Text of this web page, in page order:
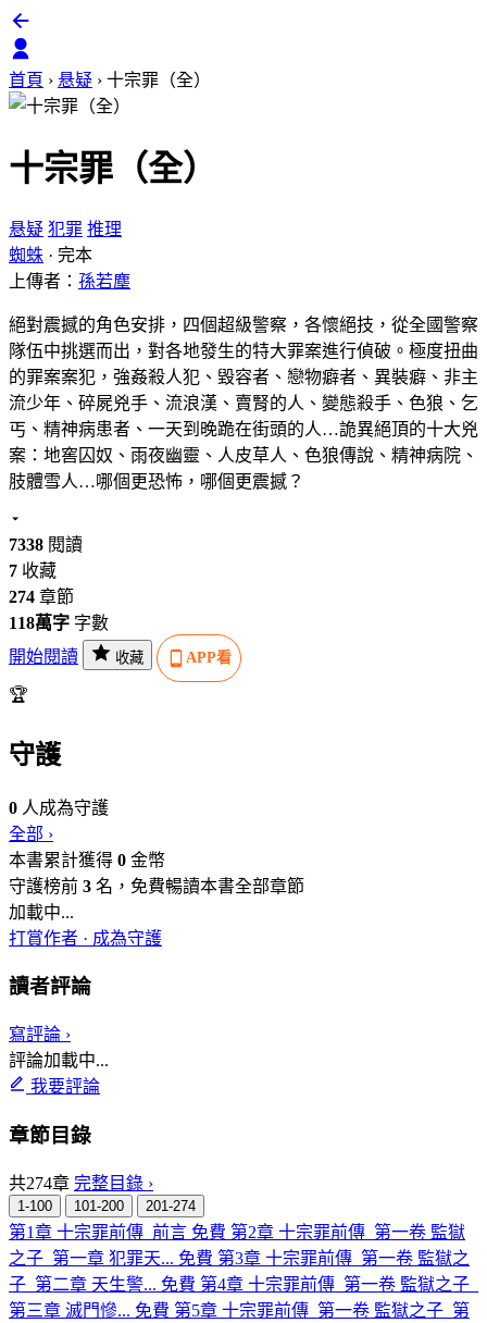
首頁 › 悬疑 › 十宗罪（全）
十宗罪（全）
悬疑 犯罪 推理
蜘蛛 · 完本
上傳者： 孫若塵
絕對震撼的角色安排，四個超級警察，各懷絕技，從全國警察
隊伍中挑選而出，對各地發生的特大罪案進行偵破。極度扭曲
的罪案案犯，強姦殺人犯、毀容者、戀物癖者、異裝癖、非主
流少年、碎屍兇手、流浪漢、賣腎的人、變態殺手、色狼、乞
丐、精神病患者、一天到晚跪在街頭的人…詭異絕頂的十大兇
案：地窖囚奴、雨夜幽靈、人皮草人、色狼傳說、精神病院、
肢體雪人…哪個更恐怖，哪個更震撼？
7338 閱讀
7 收藏
274 章節
118萬字 字數
開始閱讀
收藏 APP看
🏆
守護
0 人成為守護
全部 ›
本書累計獲得 0 金幣
守護榜前 3 名，免費暢讀本書全部章節
加載中...
打賞作者 · 成為守護
讀者評論
寫評論 ›
評論加載中...
我要評論
章節目錄
共274章 完整目錄 ›
1-100 101-200 201-274
第1章 十宗罪前傳_前言 免費 第2章 十宗罪前傳_第一卷 監獄
之子_第一章 犯罪天... 免費 第3章 十宗罪前傳_第一卷 監獄之
子_第二章 天生警... 免費 第4章 十宗罪前傳_第一卷 監獄之子_
第三章 滅門慘... 免費 第5章 十宗罪前傳_第一卷 監獄之子_第